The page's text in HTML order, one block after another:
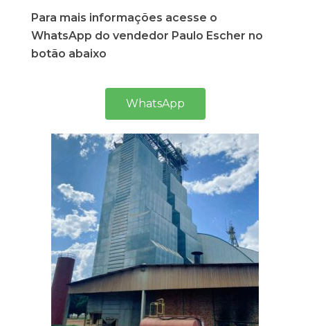
Para mais informações acesse o
WhatsApp do vendedor Paulo Escher no
botão abaixo
WhatsApp